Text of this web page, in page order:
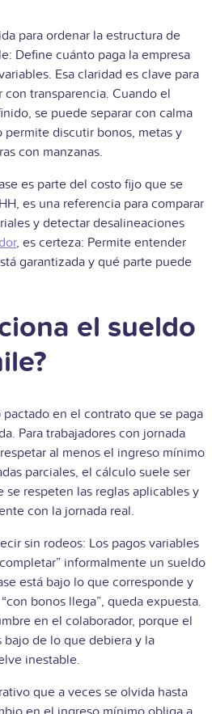
para ordenar la estructura de
Define cuánto paga la empresa
Esa claridad es clave para
con transparencia. Cuando el
se puede separar con calma
permite discutir bonos, metas y
con manzanas.
es parte del costo fijo que se
es una referencia para comparar
y detectar desalineaciones
, es certeza: Permite entender
garantizada y qué parte puede
el sueldo
en el contrato que se paga
Para trabajadores con jornada
al menos el ingreso mínimo
parciales, el cálculo suele ser
se respeten las reglas aplicables y
con la jornada real.
sin rodeos: Los pagos variables
informalmente un sueldo
está bajo lo que corresponde y
bonos llega”, queda expuesta.
en el colaborador, porque el
de lo que debiera y la
inestable.
que a veces se olvida hasta